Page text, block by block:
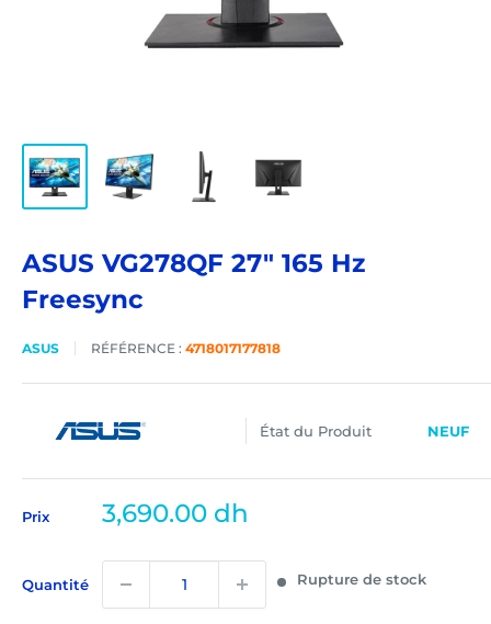
ASUS VG278QF 27" 165 Hz
Freesync
ASUS RÉFÉRENCE : 4718017177818
État du Produit NEUF
Prix
Prix
3,690.00 dh
Quantité Rupture de stock